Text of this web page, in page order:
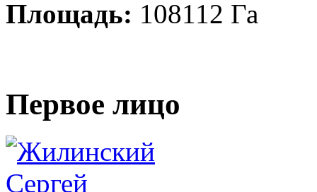
Площадь: 108112 Га
Первое лицо